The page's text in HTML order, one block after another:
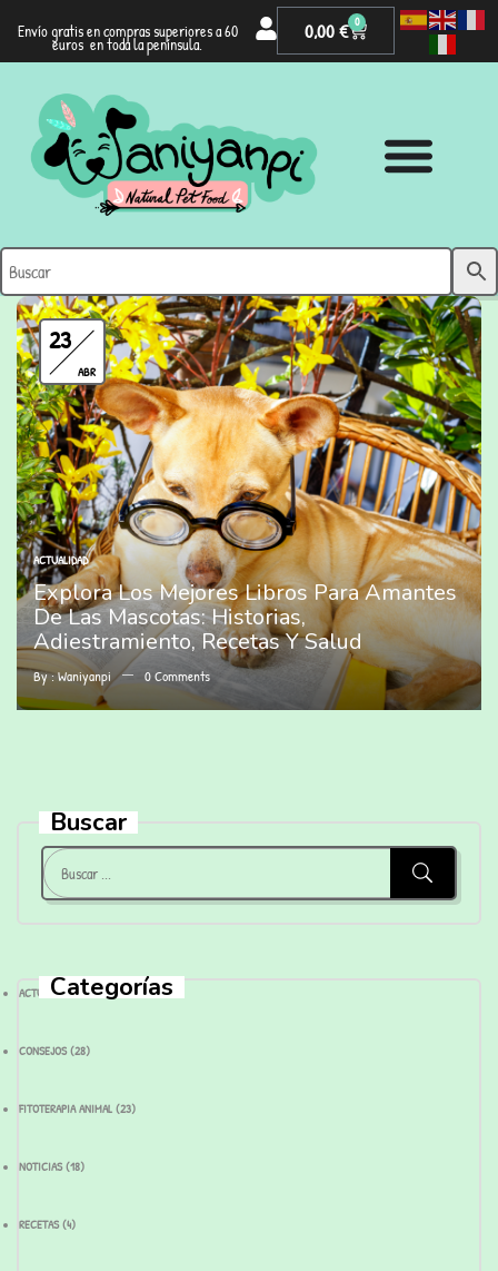
Envío gratis en compras superiores a 60
euros en toda la península.
0,00€ 0
Buscar
Categorías
ACTUALIDAD(28)
CONSEJOS(28)
FITOTERAPIA ANIMAL (23)
NOTICIAS(18)
RECETAS(4)
23
ABR
ACTUALIDAD
Explora Los Mejores Libros Para Amantes
De Las Mascotas: Historias,
Adiestramiento, Recetas Y Salud
By :Waniyanpi 0Comments